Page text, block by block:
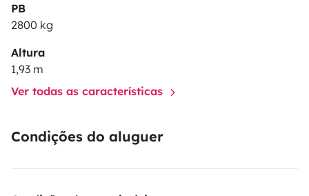
PB
2800 kg
Altura
1,93 m
Ver todas as características
Condições do aluguer